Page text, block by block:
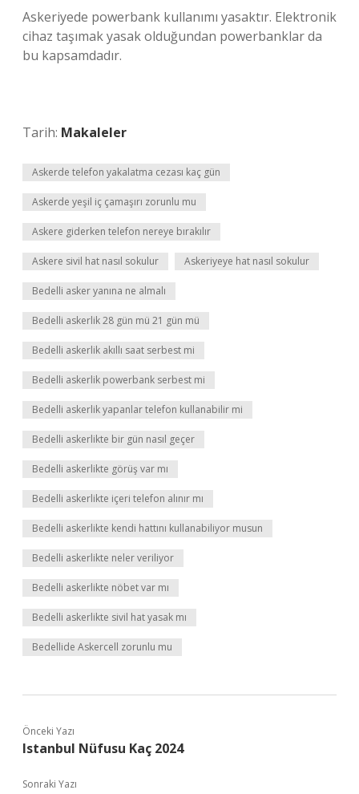
Askeriyede powerbank kullanımı yasaktır. Elektronik
cihaz taşımak yasak olduğundan powerbanklar da
bu kapsamdadır.
Tarih: Makaleler
Askerde telefon yakalatma cezası kaç gün
Askerde yeşil iç çamaşırı zorunlu mu
Askere giderken telefon nereye bırakılır
Askere sivil hat nasıl sokulur Askeriyeye hat nasıl sokulur
Bedelli asker yanına ne almalı
Bedelli askerlik 28 gün mü 21 gün mü
Bedelli askerlik akıllı saat serbest mi
Bedelli askerlik powerbank serbest mi
Bedelli askerlik yapanlar telefon kullanabilir mi
Bedelli askerlikte bir gün nasıl geçer
Bedelli askerlikte görüş var mı
Bedelli askerlikte içeri telefon alınır mı
Bedelli askerlikte kendi hattını kullanabiliyor musun
Bedelli askerlikte neler veriliyor
Bedelli askerlikte nöbet var mı
Bedelli askerlikte sivil hat yasak mı
Bedellide Askercell zorunlu mu
Önceki Yazı
Istanbul Nüfusu Kaç 2024
Sonraki Yazı